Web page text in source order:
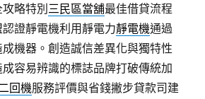
略特別三民區當舖最佳借貸流程
證靜電機利用靜電力靜電機通過
機器。創造誠信差異化與獨特性
成容易辨識的標誌品牌打破傳統加
回機服務評價與省錢撇步貸款司建